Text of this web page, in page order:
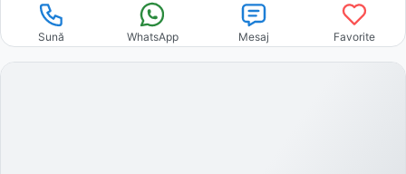
Sună WhatsApp Mesaj Favorite